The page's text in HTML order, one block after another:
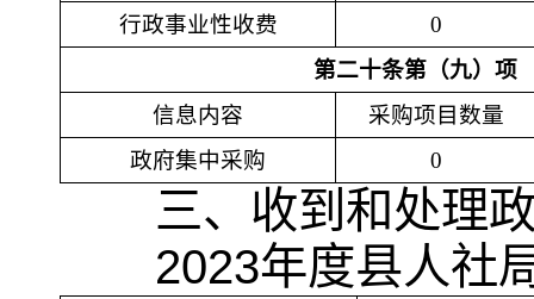
行政事业性收费
0
第二十条第（九）项
信息内容
采购项目数量
政府集中采购
0
三、收到和处理
2023年度县人社